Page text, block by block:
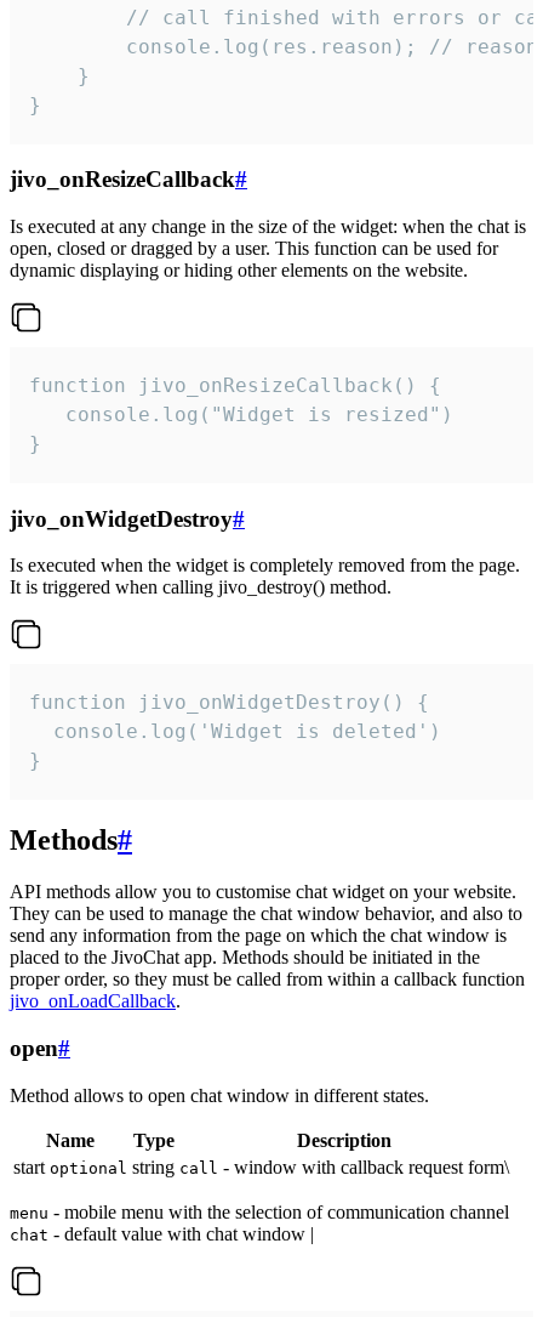
// call finished with errors or
console.log(res.reason); //
    }
}
jivo_onResizeCallback#
Is executed at any change in the size of the widget: when the chat is
open, closed or dragged by a user. This function can be used for
dynamic displaying or hiding other elements on the website.
function jivo_onResizeCallback() {
   console.log("Widget is resized")
}
jivo_onWidgetDestroy#
Is executed when the widget is completely removed from the page.
It is triggered when calling jivo_destroy() method.
function jivo_onWidgetDestroy() {
  console.log('Widget is deleted')
}
Methods#
API methods allow you to customise chat widget on your website.
They can be used to manage the chat window behavior, and also to
send any information from the page on which the chat window is
placed to the JivoChat app. Methods should be initiated in the
proper order, so they must be called from within a callback function
jivo_onLoadCallback.
open#
Method allows to open chat window in different states.
Name Type
Description
start optional string call - window with callback request form\
menu - mobile menu with the selection of communication channel
chat - default value with chat window |